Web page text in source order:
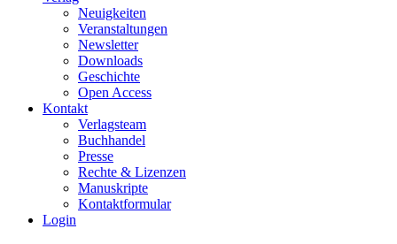
Neuigkeiten
Veranstaltungen
Newsletter
Downloads
Geschichte
Open Access
Kontakt
Verlagsteam
Buchhandel
Presse
Rechte & Lizenzen
Manuskripte
Kontaktformular
Login